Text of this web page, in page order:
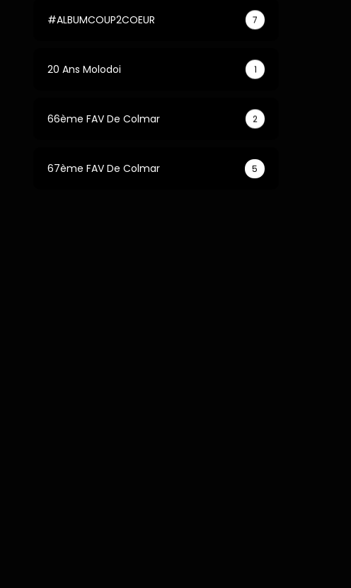
#ALBUMCOUP2COEUR 7
20 Ans Molodoi 1
66ème FAV De Colmar 2
67ème FAV De Colmar 5